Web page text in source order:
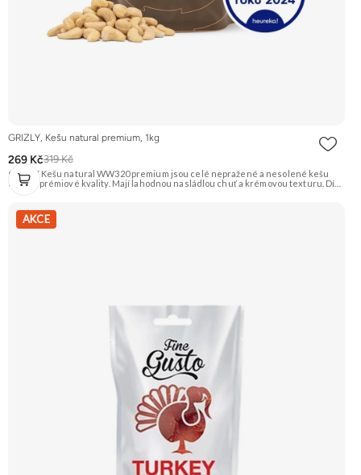
GRIZLY, Kešu natural premium, 1kg
269 Kč319 Kč
GRIZLY Kešu natural WW320 premium jsou celé nepražené a nesolené kešu
ořechy prémiové kvality. Mají lahodnou nasládlou chuť a krémovou texturu. Díky
Zengana, Kešu WW320, Natural Prémiová kvalita Výhodná cena Vyzkoušet
AKCE